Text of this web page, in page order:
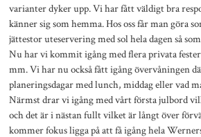
varianter dyker upp. Vi har fått väldigt bra
känner sig som hemma. Hos oss får man göra
jättestor uteservering med sol hela dagen så
Nu har vi kommit igång med flera privata
mm. Vi har nu också fått igång övervåningen
planeringsdagar med lunch, middag eller vad
Närmst drar vi igång med vårt första julbord
och det är i nästan fullt vilket är långt över
kommer fokus ligga på att få igång hela